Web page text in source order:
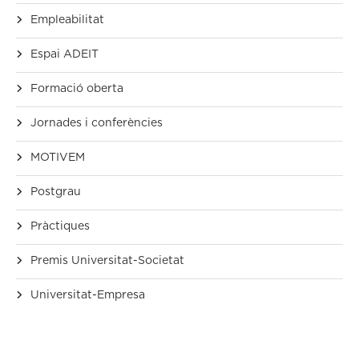
Empleabilitat
Espai ADEIT
Formació oberta
Jornades i conferències
MOTIVEM
Postgrau
Pràctiques
Premis Universitat-Societat
Universitat-Empresa